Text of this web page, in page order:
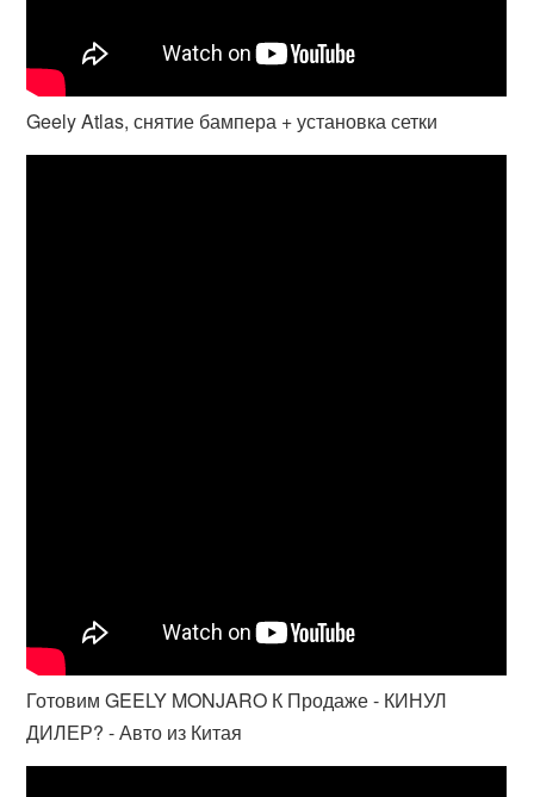
Geely Atlas, снятие бампера + установка сетки
Готовим GEELY MONJARO К Продаже - КИНУЛ
ДИЛЕР? - Авто из Китая